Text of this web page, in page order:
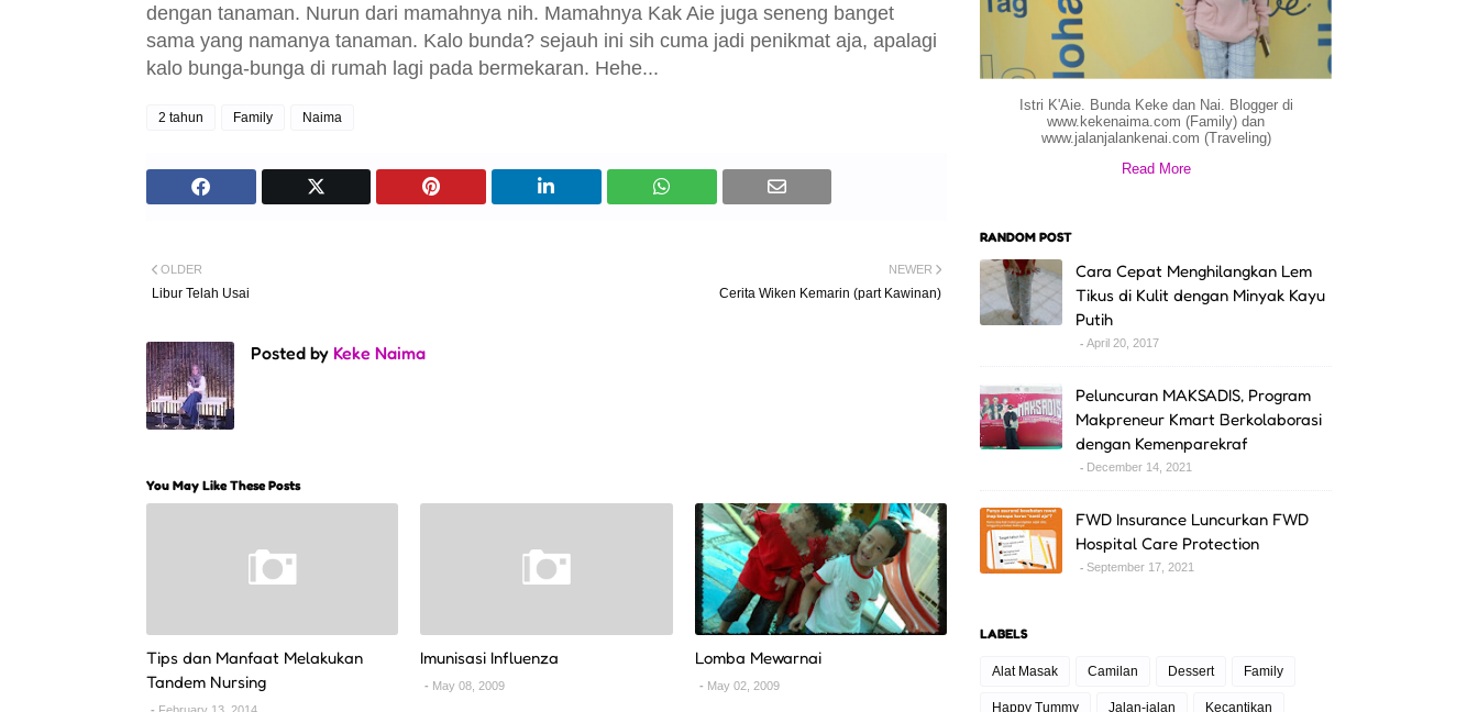
dengan tanaman. Nurun dari mamahnya nih. Mamahnya Kak Aie juga seneng banget
sama yang namanya tanaman. Kalo bunda? sejauh ini sih cuma jadi penikmat aja, apalagi
kalo bunga-bunga di rumah lagi pada bermekaran. Hehe...
2 tahun Family Naima
NEWER
Cerita Wiken Kemarin (part Kawinan)
OLDER
Libur Telah Usai
Posted by Keke Naima
You May Like These Posts
Tips dan Manfaat Melakukan
Tandem Nursing
Imunisasi Influenza
May 08, 2009
Lomba Mewarnai
May 02, 2009
Istri K'Aie. Bunda Keke dan Nai. Blogger di
www.kekenaima.com (Family) dan
www.jalanjalankenai.com (Traveling)
Read More
RANDOM POST
Cara Cepat Menghilangkan Lem
Tikus di Kulit dengan Minyak Kayu
Putih
April 20, 2017
Peluncuran MAKSADIS, Program
Makpreneur Kmart Berkolaborasi
dengan Kemenparekraf
December 14, 2021
FWD Insurance Luncurkan FWD
Hospital Care Protection
September 17, 2021
LABELS
Alat Masak Camilan Dessert Family
Happy Tummy Jalan-jalan Kecantikan